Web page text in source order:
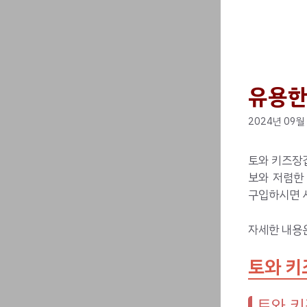
유용
2024년 09
토와 키즈
보와 저렴
구입하시면
자세한 내용
토와